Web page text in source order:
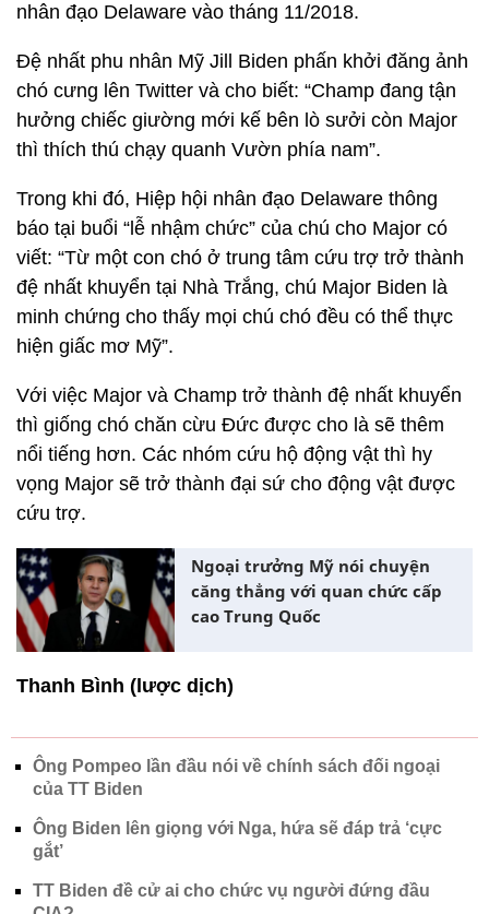
nhân đạo Delaware vào tháng 11/2018.
Đệ nhất phu nhân Mỹ Jill Biden phấn khởi đăng ảnh
chó cưng lên Twitter và cho biết: “Champ đang tận
hưởng chiếc giường mới kế bên lò sưởi còn Major
thì thích thú chạy quanh Vườn phía nam”.
Trong khi đó, Hiệp hội nhân đạo Delaware thông
báo tại buổi “lễ nhậm chức” của chú cho Major có
viết: “Từ một con chó ở trung tâm cứu trợ trở thành
đệ nhất khuyển tại Nhà Trắng, chú Major Biden là
minh chứng cho thấy mọi chú chó đều có thể thực
hiện giấc mơ Mỹ”.
Với việc Major và Champ trở thành đệ nhất khuyển
thì giống chó chăn cừu Đức được cho là sẽ thêm
nổi tiếng hơn. Các nhóm cứu hộ động vật thì hy
vọng Major sẽ trở thành đại sứ cho động vật được
cứu trợ.
Ngoại trưởng Mỹ nói chuyện
căng thẳng với quan chức cấp
cao Trung Quốc
Thanh Bình (lược dịch)
Ông Pompeo lần đầu nói về chính sách đối ngoại
của TT Biden
Ông Biden lên giọng với Nga, hứa sẽ đáp trả ‘cực
gắt’
TT Biden đề cử ai cho chức vụ người đứng đầu